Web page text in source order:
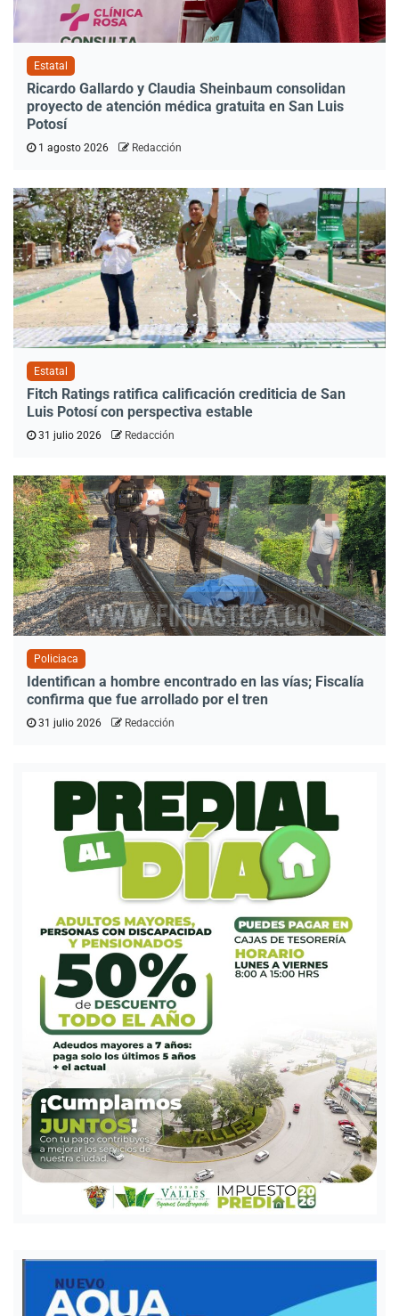
Estatal
Ricardo Gallardo y Claudia Sheinbaum consolidan
proyecto de atención médica gratuita en San Luis
Potosí
1 agosto 2026 Redacción
Estatal
Fitch Ratings ratifica calificación crediticia de San
Luis Potosí con perspectiva estable
31 julio 2026 Redacción
Policiaca
Identifican a hombre encontrado en las vías; Fiscalía
confirma que fue arrollado por el tren
31 julio 2026 Redacción